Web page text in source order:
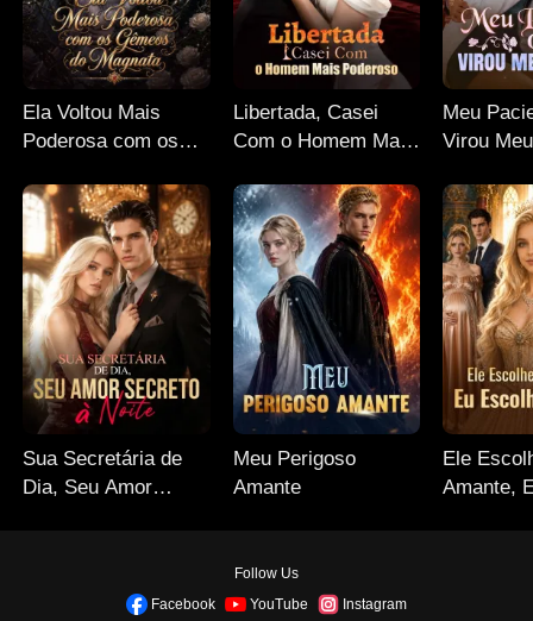
Ela Voltou Mais
Poderosa com os
Sua Secretária de
Dia, Seu Amor
Libertada, Casei
Com o Homem Mais
Meu Perigoso
Amante
Meu
Virou
Ele
Amante,
Follow Us
Facebook
YouTube Instagram